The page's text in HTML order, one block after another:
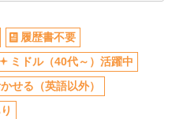
履歴書不要
ミドル（40代～）活躍中
せる（英語以外）